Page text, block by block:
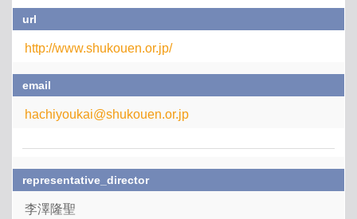
url
http://www.shukouen.or.jp/
email
hachiyoukai@shukouen.or.jp
representative_director
李澤隆聖